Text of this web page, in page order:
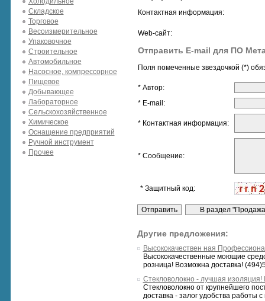
Складское
Торговое
Весоизмерительное
Упаковочное
Строительное
Автомобильное
Насосное, компрессорное
Пищевое
Добывающее
Лабораторное
Сельскохозяйственное
Химическое
Оснащение предприятий
Ручной инструмент
Прочее
Контактная информация:
Web-сайт:
Отправить E-mail для ПО
Поля помеченные звездочкой (*)
* Автор:
* E-mail:
* Контактная информация:
* Сообщение:
* Защитный код:
Другие предложения:
Высококачествен ная
Высококачественные моющие
розница! Возможна доставка!
Стекловолокно - лучшая изоляция!
Стекловолокно от крупнейшего
доставка - залог удобства работы